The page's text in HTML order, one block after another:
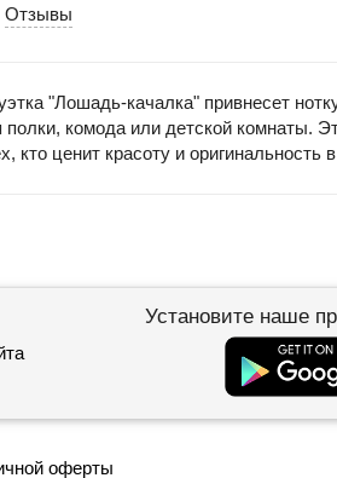
Отзывы
"Лошадь-качалка" привнесет
комода или детской комнаты.
кто ценит красоту и оригинальность
Установите наше
оферты